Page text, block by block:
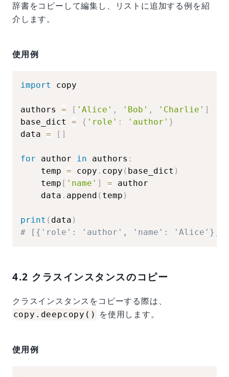
辞書をコピーして編集し、リストに追加する例を紹
介します。
使用例
import copy
authors = [ 'Alice' , 'Bob' , 'Charlie' ]
base_dict = { 'role' : 'author' }
data = [ ]
for author in authors :
    temp
= copy . copy ( base_dict )
    temp
[ 'name' ] = author
    data
. append ( temp )
print ( data )
# [{'role': 'author', 'name': 'Alice'},
4.2 クラスインスタンスのコピー
クラスインスタンスをコピーする際は、
copy.deepcopy() を使用します。
使用例